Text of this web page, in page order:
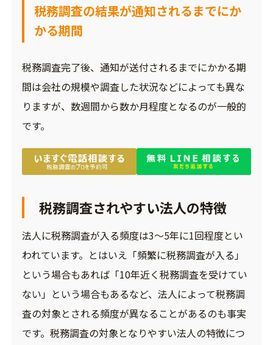
税務調査の結果が通知されるまでにか
かる期間
税務調査完了後、通知が送付されるまでにかかる期
間は会社の規模や調査した状況などによっても異な
りますが、数週間から数か月程度となるのが一般的
です。
税務調査されやすい法人の特徴
法人に税務調査が入る頻度は3～5年に1回程度とい
われています。とはいえ「頻繁に税務調査が入る」
という場合もあれば「10年近く税務調査を受けてい
ない」という場合もあるなど、法人によって税務調
査の対象とされる頻度が異なることがあるのも事実
です。税務調査の対象となりやすい法人の特徴につ